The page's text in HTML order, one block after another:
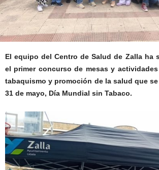
El equipo del Centro de Salud de Zalla ha
el primer concurso de mesas y
tabaquismo y promoción de la salud que
31 de mayo, Día Mundial sin Tabaco.